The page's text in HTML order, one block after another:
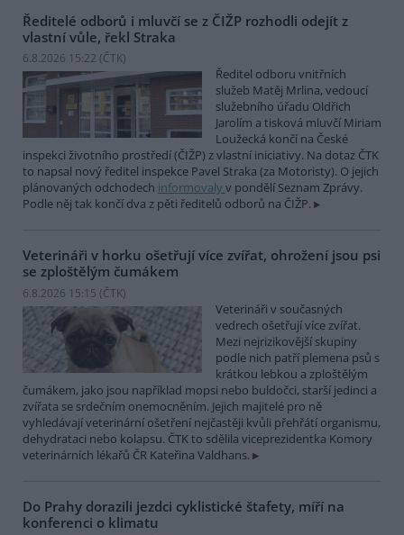
Ředitelé odborů i mluvčí se z ČIŽP rozhodli odejít z
vlastní vůle, řekl Straka
6.8.2026 15:22 (ČTK)
Ředitel odboru vnitřních
služeb Matěj Mrlina, vedoucí
služebního úřadu Oldřich
Jarolím a tisková mluvčí Miriam
Loužecká končí na České
inspekci životního prostředí (ČIŽP) z vlastní iniciativy. Na dotaz ČTK
to napsal nový ředitel inspekce Pavel Straka (za Motoristy). O jejich
plánovaných odchodech informovaly v pondělí Seznam Zprávy.
Podle něj tak končí dva z pěti ředitelů odborů na ČIŽP.
Veterináři v horku ošetřují více zvířat, ohrožení jsou psi
se zploštělým čumákem
6.8.2026 15:15 (ČTK)
Veterináři v současných
vedrech ošetřují více zvířat.
Mezi nejrizikovější skupiny
podle nich patří plemena psů s
krátkou lebkou a zploštělým
čumákem, jako jsou například mopsi nebo buldočci, starší jedinci a
zvířata se srdečním onemocněním. Jejich majitelé pro ně
vyhledávají veterinární ošetření nejčastěji kvůli přehřátí organismu,
dehydrataci nebo kolapsu. ČTK to sdělila viceprezidentka Komory
veterinárních lékařů ČR Kateřina Valdhans.
Do Prahy dorazili jezdci cyklistické štafety, míří na
konferenci o klimatu